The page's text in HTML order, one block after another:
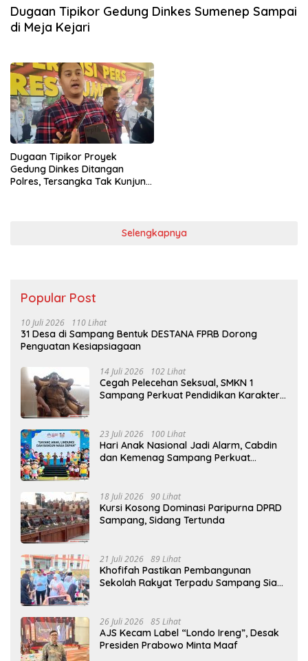
Dugaan Tipikor Gedung Dinkes Sumenep Sampai
di Meja Kejari
Dugaan Tipikor Proyek
Gedung Dinkes Ditangan
Polres, Tersangka Tak Kunjung
Selengkapnya
Popular Post
10 Juli 2026 110 Lihat
31 Desa di Sampang Bentuk DESTANA FPRB Dorong
Penguatan Kesiapsiagaan
14 Juli 2026 102 Lihat
Cegah Pelecehan Seksual, SMKN 1
Sampang Perkuat Pendidikan Karakter
23 Juli 2026 100 Lihat
Hari Anak Nasional Jadi Alarm, Cabdin
dan Kemenag Sampang Perkuat
18 Juli 2026 90 Lihat
Kursi Kosong Dominasi Paripurna DPRD
Sampang, Sidang Tertunda
21 Juli 2026 89 Lihat
Khofifah Pastikan Pembangunan
Sekolah Rakyat Terpadu Sampang Siap
26 Juli 2026 85 Lihat
AJS Kecam Label “Londo Ireng”, Desak
Presiden Prabowo Minta Maaf